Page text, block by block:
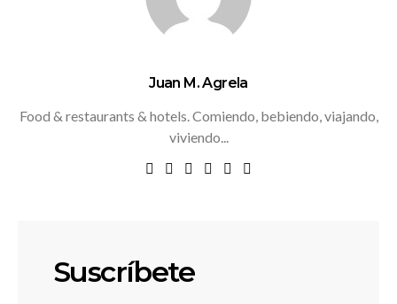
Juan M. Agrela
Food & restaurants & hotels. Comiendo, bebiendo, viajando,
viviendo...
Suscríbete